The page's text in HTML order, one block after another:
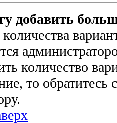
добавить
количество
то